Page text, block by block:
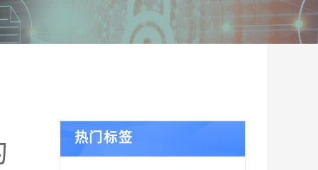
热门标签